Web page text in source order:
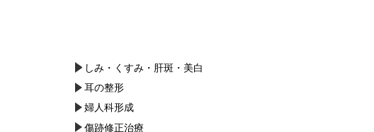
しみ・くすみ・肝斑・美白
耳の整形
婦人科形成
傷跡修正治療